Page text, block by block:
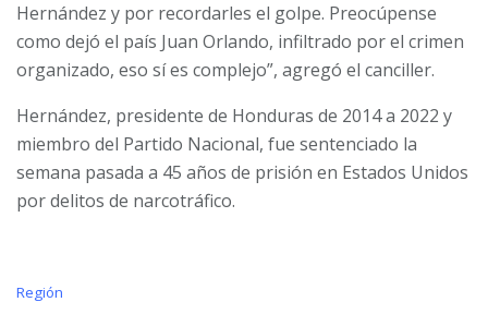
Hernández y por recordarles el golpe. Preocúpense
como dejó el país Juan Orlando, infiltrado por el crimen
organizado, eso sí es complejo”, agregó el canciller.
Hernández, presidente de Honduras de 2014 a 2022 y
miembro del Partido Nacional, fue sentenciado la
semana pasada a 45 años de prisión en Estados Unidos
por delitos de narcotráfico.
C
Región